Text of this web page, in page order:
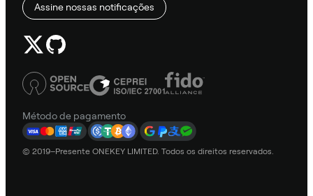
Assine nossas notificações
Método de pagamento
© 2019–Presente ONEKEY LIMITED. Todos os direitos reservados.